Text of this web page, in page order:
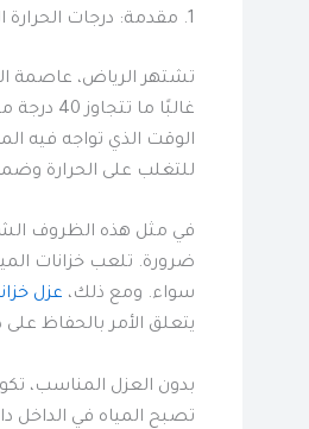
1. مقدمة: درجات الحرارة الحارقة في الرياض
تشتهر الرياض، عاصمة
الوقت الذي تواجه فيه
للتغلب على الحرارة
في مثل هذه الظروف
ضرورة. تلعب خزانات
سواء. ومع ذلك، عزل
يتعلق الأمر بالحفاظ على
بدون العزل المناسب،
تصبح المياه في الداخل